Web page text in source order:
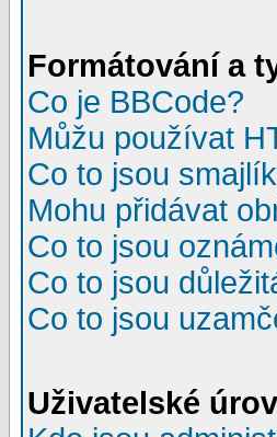
Formátování a
Co je BBCode?
Můžu používat
Co to jsou
Mohu přidávat
Co to jsou
Co to jsou
Co to jsou
Uživatelské